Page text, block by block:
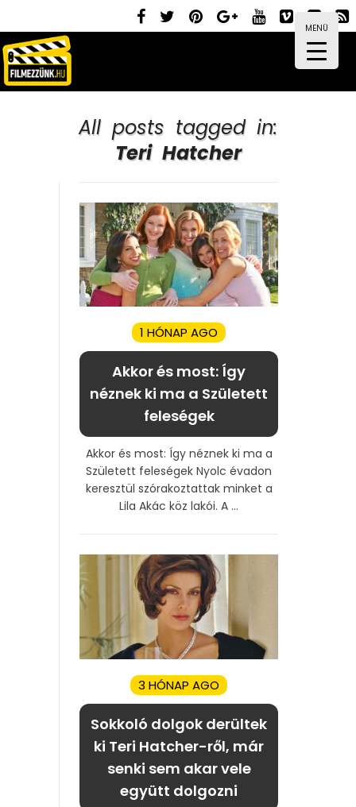
MENÜ
All posts tagged in:
Teri Hatcher
1 HÓNAP AGO
Akkor és most: Így
néznek ki ma a Született
feleségek
Akkor és most: Így néznek ki ma a
Született feleségek Nyolc évadon
keresztül szórakoztattak minket a
Lila Akác köz lakói. A ...
3 HÓNAP AGO
Sokkoló dolgok derültek
ki Teri Hatcher-ről, már
senki sem akar vele
együtt dolgozni